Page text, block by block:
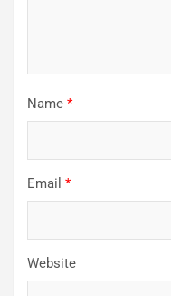
Name *
Email *
Website